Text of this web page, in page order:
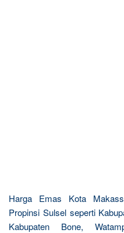
Harga Emas Kota
Propinsi Sulsel seperti
Kabupaten Bone,